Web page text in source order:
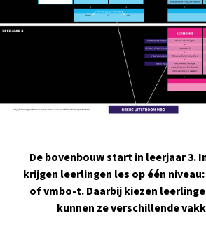
De bovenbouw start in leerjaar 3.
krijgen leerlingen les op één
of vmbo-t. Daarbij kiezen
kunnen ze verschillende